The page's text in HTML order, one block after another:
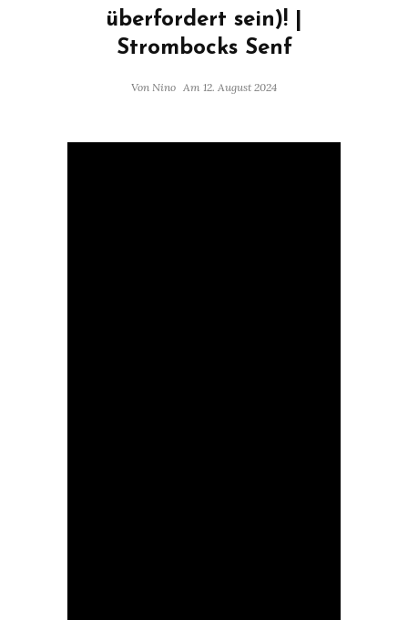
überfordert sein)! |
Strombocks Senf
Von Nino Am 12. August 2024